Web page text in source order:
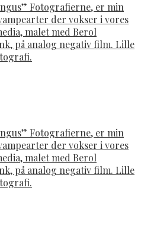
Fotografierne, er min
der vokser i vores
malet med Berol
på analog negativ film. Lille
Fotografierne, er min
der vokser i vores
malet med Berol
på analog negativ film. Lille